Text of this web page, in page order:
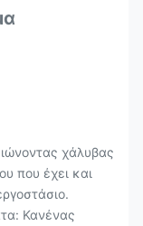
χάλυβας
που έχει και
Κανένας